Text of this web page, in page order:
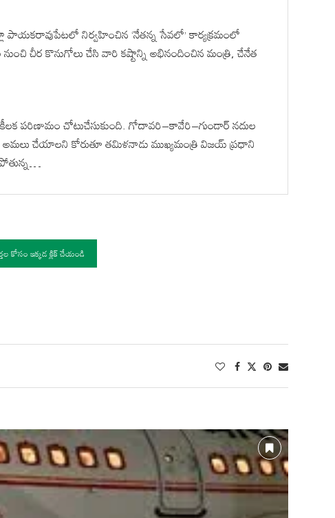
పాయకరావుపేటలో నిర్వహించిన ‘నేతన్న సేవలో’ కార్యక్రమంలో
చీర కొనుగోలు చేసి వారి కష్టాన్ని అభినందించిన మంత్రి, చేనేత
పరిణామం చోటుచేసుకుంది. గోదావరి–కావేరి–గుండార్ నదుల
అమలు చేయాలని కోరుతూ తమిళనాడు ముఖ్యమంత్రి విజయ్ ప్రధాని
కోసం ఇక్కడ క్లిక్ చేయండి